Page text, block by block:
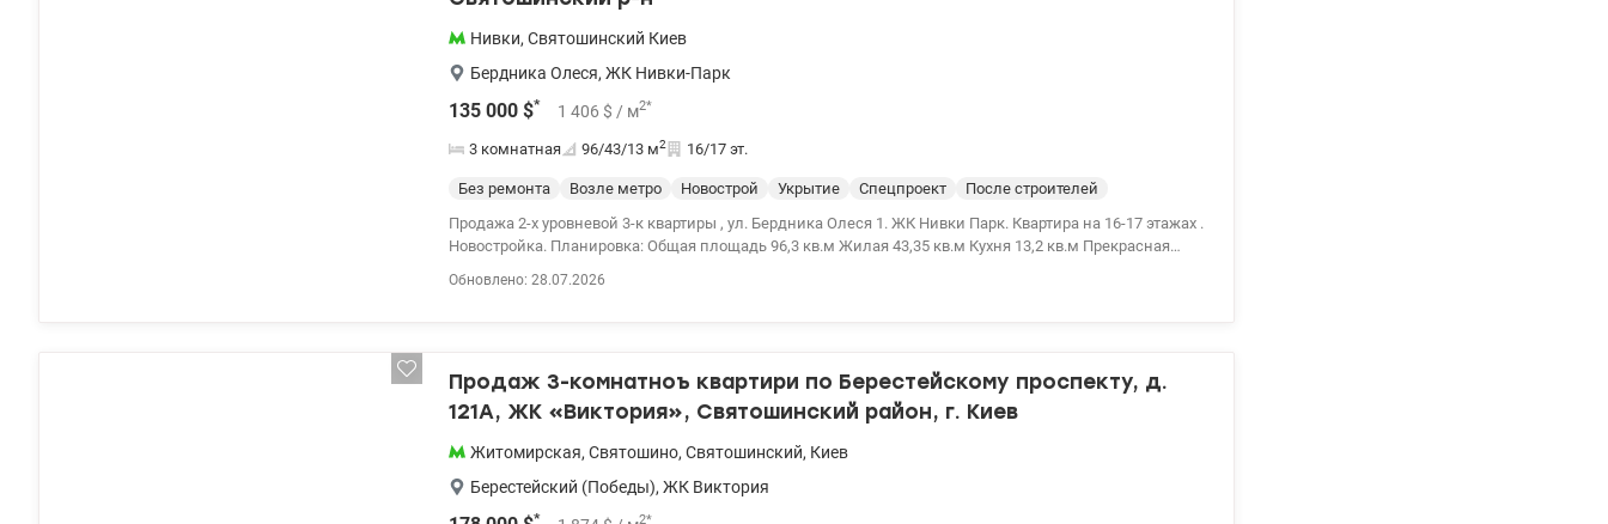
Нивки, Святошинский Киев
Бердника Олеся, ЖК Нивки-Парк
135 000 $* 1 406 $ / м2*
3 комнатная 96/43/13 м2 16/17 эт.
Без ремонта Возле метро Новострой Укрытие Спецпроект
После строителей
Продажа 2-х уровневой 3-к квартиры , ул. Бердника Олеся 1. ЖК Нивки Парк. Квартира на 16-17 этажах .
Новостройка. Планировка: Общая площадь 96,3 кв.м Жилая 43,35 кв.м Кухня 13,2 кв.м Прекрасная
Обновлено: 28.07.2026
Продаж 3-комнатноъ квартири по Берестейскому проспекту, д.
121А, ЖК «Виктория», Святошинский район, г. Киев
Житомирская, Святошино, Святошинский, Киев
Берестейский (Победы), ЖК Виктория
* 2*